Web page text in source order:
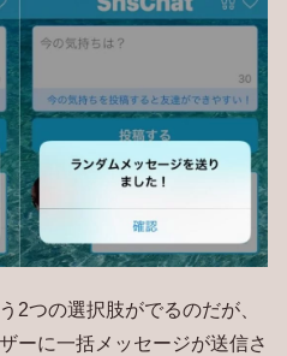
2つの選択肢がでるのだが、
ーに一括メッセージが送信さ